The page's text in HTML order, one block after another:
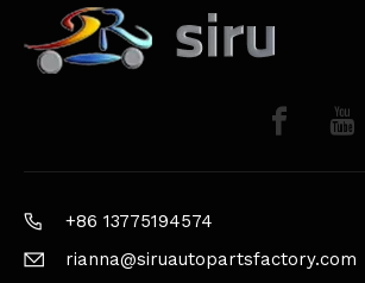
+86 13775194574
rianna@siruautopartsfactory.com